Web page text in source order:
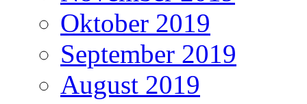
Oktober 2019
September 2019
August 2019